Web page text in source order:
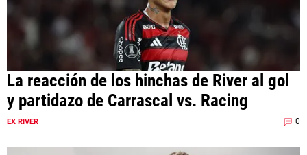
La reacción de los hinchas de River al gol
y partidazo de Carrascal vs. Racing
EX RIVER 0